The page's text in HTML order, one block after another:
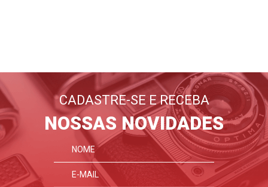
E tudo sobre fotografia
FIQUE POR DENTRO
CADASTRE-SE E RECEBA
NOSSAS NOVIDADES